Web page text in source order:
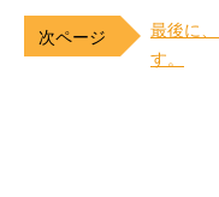
最後に
す。